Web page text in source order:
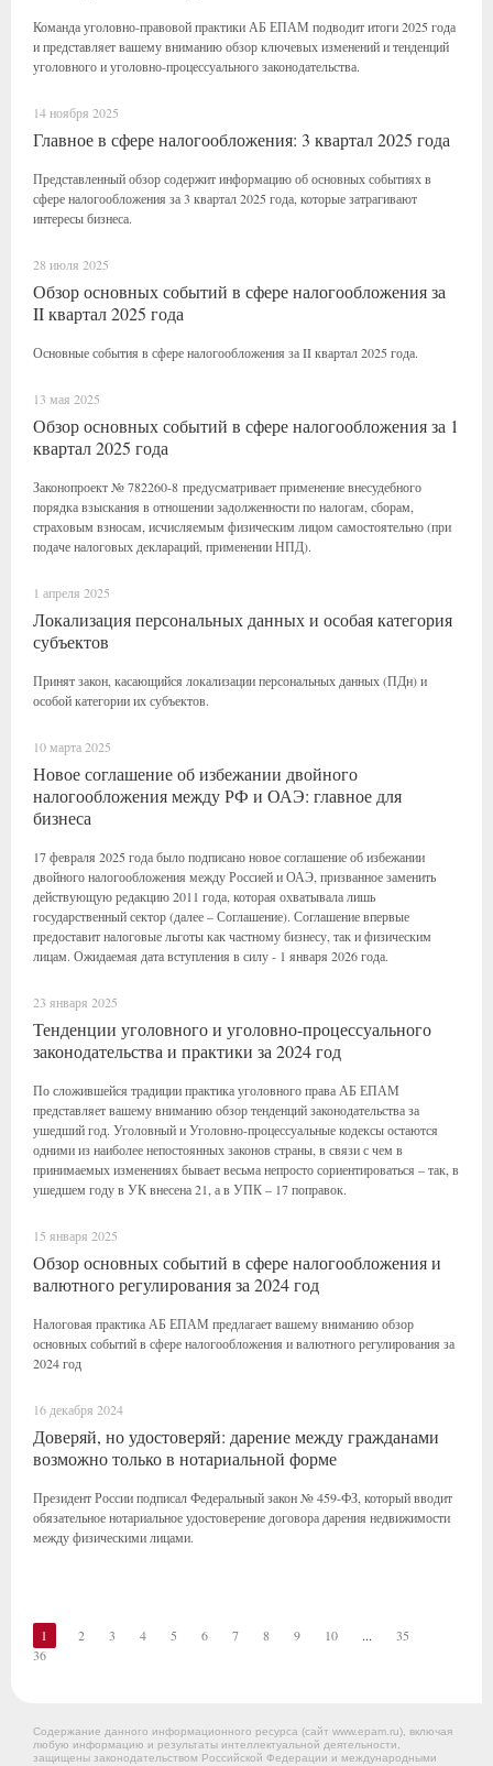
Команда уголовно-правовой практики АБ ЕПАМ подводит итоги 2025 года
и представляет вашему вниманию обзор ключевых изменений и тенденций
уголовного и уголовно-процессуального законодательства.
14 ноября 2025
Главное в сфере налогообложения: 3 квартал 2025 года
Представленный обзор содержит информацию об основных событиях в
сфере налогообложения за 3 квартал 2025 года, которые затрагивают
интересы бизнеса.
28 июля 2025
Обзор основных событий в сфере налогообложения за
II квартал 2025 года
Основные события в сфере налогообложения за II квартал 2025 года.
13 мая 2025
Обзор основных событий в сфере налогообложения за 1
квартал 2025 года
Законопроект № 782260-8 предусматривает применение внесудебного
порядка взыскания в отношении задолженности по налогам, сборам,
страховым взносам, исчисляемым физическим лицом самостоятельно (при
подаче налоговых деклараций, применении НПД).
1 апреля 2025
Локализация персональных данных и особая категория
субъектов
Принят закон, касающийся локализации персональных данных (ПДн) и
особой категории их субъектов.
10 марта 2025
Новое соглашение об избежании двойного
налогообложения между РФ и ОАЭ: главное для
бизнеса
17 февраля 2025 года было подписано новое соглашение об избежании
двойного налогообложения между Россией и ОАЭ, призванное заменить
действующую редакцию 2011 года, которая охватывала лишь
государственный сектор (далее – Соглашение). Соглашение впервые
предоставит налоговые льготы как частному бизнесу, так и физическим
лицам. Ожидаемая дата вступления в силу - 1 января 2026 года.
23 января 2025
Тенденции уголовного и уголовно-процессуального
законодательства и практики за 2024 год
По сложившейся традиции практика уголовного права АБ ЕПАМ
представляет вашему вниманию обзор тенденций законодательства за
ушедший год. Уголовный и Уголовно-процессуальные кодексы остаются
одними из наиболее непостоянных законов страны, в связи с чем в
принимаемых изменениях бывает весьма непросто сориентироваться – так, в
ушедшем году в УК внесена 21, а в УПК – 17 поправок.
15 января 2025
Обзор основных событий в сфере налогообложения и
валютного регулирования за 2024 год
Налоговая практика АБ ЕПАМ предлагает вашему вниманию обзор
основных событий в сфере налогообложения и валютного регулирования за
2024 год
16 декабря 2024
Доверяй, но удостоверяй: дарение между гражданами
возможно только в нотариальной форме
Президент России подписал Федеральный закон № 459-ФЗ, который вводит
обязательное нотариальное удостоверение договора дарения недвижимости
между физическими лицами.
1 2 3 4 5 6 7 8 9 10 ...
35
36
Содержание данного информационного ресурса (сайт www.epam.ru), включая
любую информацию и результаты интеллектуальной деятельности,
защищены законодательством Российской Федерации и международными